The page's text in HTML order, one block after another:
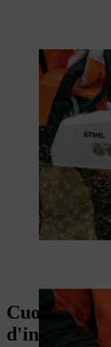
Cuore in
d'ingresso